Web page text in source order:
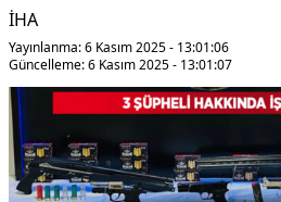
İHA
Yayınlanma: 6 Kasım 2025 - 13:01:06
Güncelleme: 6 Kasım 2025 - 13:01:07